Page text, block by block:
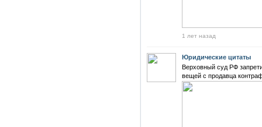
1 лет назад
Юридические цитаты
Верховный суд РФ
вещей с продавца